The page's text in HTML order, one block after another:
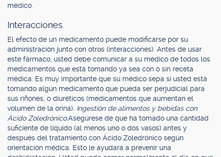
médico.
Interacciones.
El efecto de un medicamento puede modificarse por su
administración junto con otros (interacciones). Antes de usar
este fármaco, usted debe comunicar a su médico de todos los
medicamentos que está tomando ya sea con o sin receta
médica. Es muy importante que su médico sepa si usted está
tomando algún medicamento que pueda ser perjudicial para
sus riñones, o diuréticos (medicamentos que aumentan el
volumen de la orina). Ingestión de alimentos y bebidas con
Ácido Zoledrónico:Asegúrese de que ha tomado una cantidad
suficiente de líquido (al menos uno o dos vasos) antes y
después del tratamiento con Ácido Zoledrónico según
orientación médica. Esto le ayudará a prevenir una